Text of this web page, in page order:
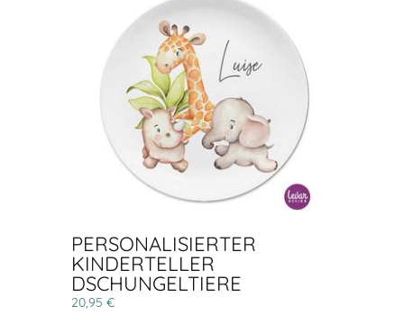
PERSONALISIERTER
KINDERTELLER
DSCHUNGELTIERE
20,95 €